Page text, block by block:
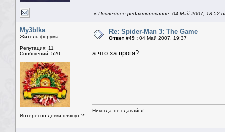
« Последнее редактирование: 04 Май 2007, 18:52
My3blka
Житель форума
Репутация: 11
Сообщений: 520
Интересно девки пляшут ?!
Re: Spider-Man 3: The Game
Ответ #49 : 04 Май 2007, 19:37
а что за прога?
Никогда не сдавайся!